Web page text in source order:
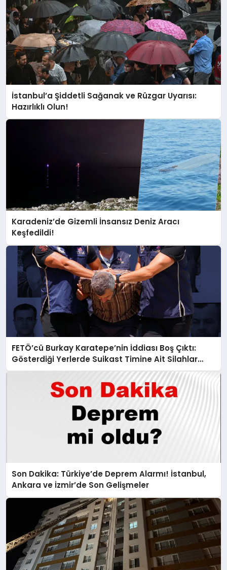
İstanbul’a Şiddetli Sağanak ve Rüzgar Uyarısı:
Hazırlıklı Olun!
Karadeniz’de Gizemli İnsansız Deniz Aracı
Keşfedildi!
FETÖ’cü Burkay Karatepe’nin İddiası Boş Çıktı:
Gösterdiği Yerlerde Suikast Timine Ait Silahlar
Bulunamadı!
Son Dakika: Türkiye’de Deprem Alarmı! İstanbul,
Ankara ve İzmir’de Son Gelişmeler